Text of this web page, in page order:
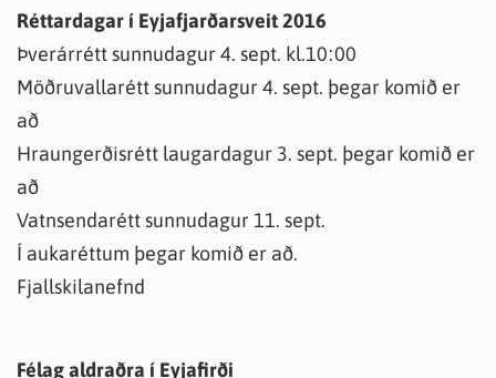
Réttardagar í Eyjafjarðarsveit 2016
Þverárrétt sunnudagur 4. sept. kl.10:00
Möðruvallarétt sunnudagur 4. sept. þegar komið er
að
Hraungerðisrétt laugardagur 3. sept. þegar komið er
að
Vatnsendarétt sunnudagur 11. sept.
Í aukaréttum þegar komið er að.
Fjallskilanefnd
Félag aldraðra í Eyjafirði